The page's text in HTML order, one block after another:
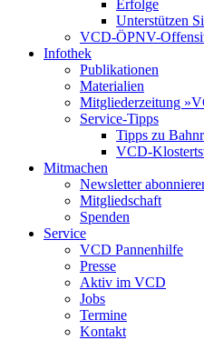
Erfolge
Unterstützen
VCD-ÖPNV-
Infothek
Publikationen
Materialien
Mitgliederzeitung
Service-Tipps
Tipps zu
VCD-
Mitmachen
Newsletter
Mitgliedschaft
Spenden
Service
VCD Pannenhilfe
Presse
Aktiv im VCD
Jobs
Termine
Kontakt